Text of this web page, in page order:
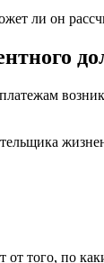
ли он
от того, по